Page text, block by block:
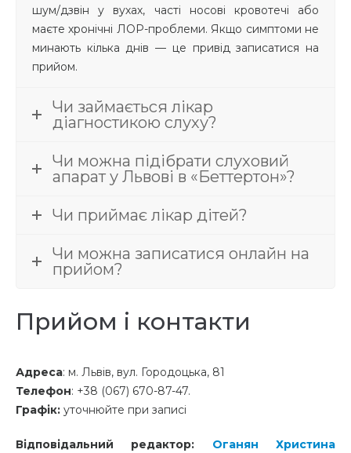
шум/дзвін у вухах, часті носові кровотечі або
маєте хронічні ЛОР-проблеми. Якщо симптоми не
минають кілька днів — це привід записатися на
прийом.
Чи займається лікар
діагностикою слуху?
Чи можна підібрати слуховий
апарат у Львові в «Беттертон»?
Чи приймає лікар дітей?
Чи можна записатися онлайн на
прийом?
Прийом і контакти
Адреса: м. Львів, вул. Городоцька, 81
Телефон: +38 (067) 670-87-47.
Графік: уточнюйте при записі
Відповідальний редактор: Оганян Христина